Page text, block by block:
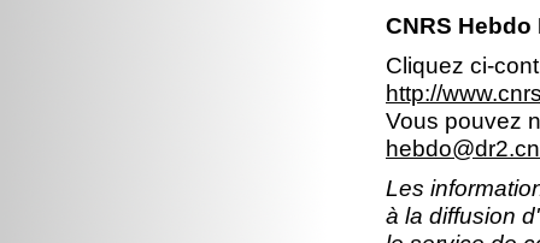
CNRS
Cliquez ci-
http://
Vous pouvez
Les
à la diffusion